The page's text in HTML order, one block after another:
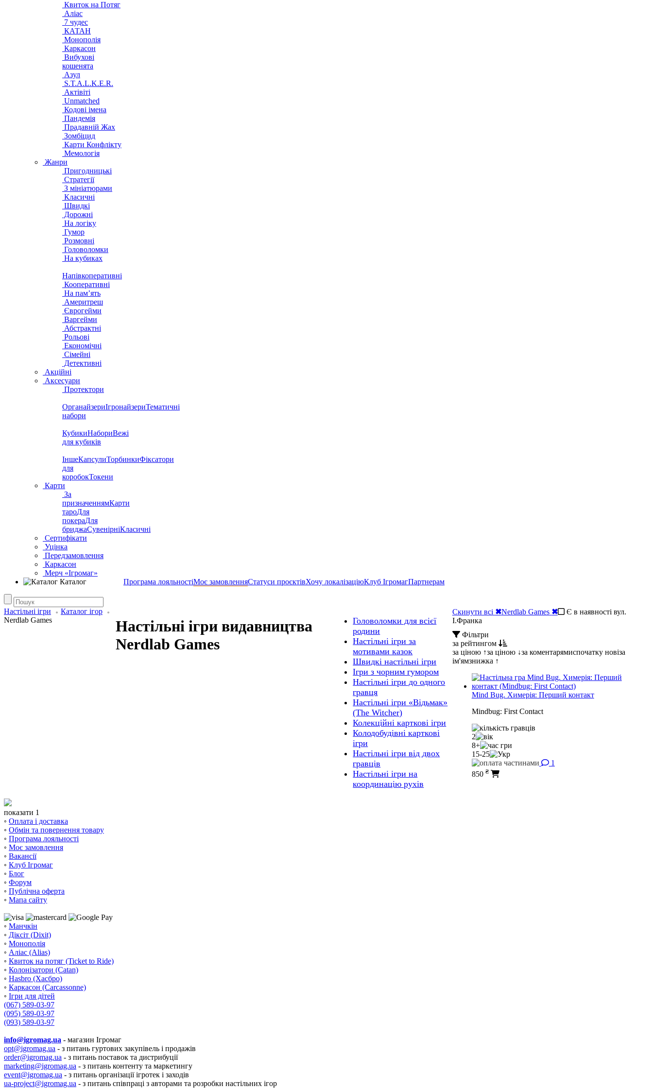
Квиток на Потяг
Аліас
7 чудес
КАТАН
Монополія
Каркасон
Вибухові
кошенята
Азул
S.T.A.L.K.E.R.
Актівіті
Unmatched
Кодові імена
Пандемія
Прадавній Жах
Зомбіцид
Карти Конфлікту
Мемологія
Жанри
Пригодницькі
Стратегії
З мініатюрами
Класичні
Швидкі
Дорожні
На логіку
Гумор
Розмовні
Головоломки
На кубиках
Напівкоперативні
Кооперативні
На пам’ять
Америтреш
Єврогейми
Варгейми
Абстрактні
Рольові
Економічні
Сімейні
Детективні
Акційні
Аксесуари
Протектори
ОрганайзериІгронайзериТематичні
набори
КубикиНабориВежі
для кубиків
ІншеКапсулиТорбинкиФіксатори
для
коробокТокени
Карти
За
призначеннямКарти
тароДля
покераДля
бриджаСувенірніКласичні
Сертифікати
Уцінка
Передзамовлення
Каркасон
Мерч «Ігромаг»
Каталог
Програма лояльностіМоє замовленняСтатуси проєктівХочу локалізаціюКлуб ІгромагПартнерам
Настільні ігри
Каталог ігор
Nerdlab Games
Настільні ігри видавництва
Nerdlab Games
Головоломки для всієї
родини
Настільні ігри за
мотивами казок
Швидкі настільні ігри
Ігри з чорним гумором
Настільні ігри до одного
гравця
Настільні ігри «Відьмак»
(The Witcher)
Колекційні карткові ігри
Колодобудівні карткові
ігри
Настільні ігри від двох
гравців
Настільні ігри на
координацію рухів
Скинути всі ✖Nerdlab Games ✖
Є в наявності вул.
І.Франка
Фільтри
за рейтингом
за ціною ↑за ціною ↓за коментарямиспочатку новіза
ім'ямзнижка ↑
Mind Bug. Химерія: Перший контакт
Mindbug: First Contact
2
8+
15-25
1
850 ₴
показати 1
◦ Оплата і доставка
◦ Обмін та повернення товару
◦ Програма лояльності
◦ Моє замовлення
◦ Вакансії
◦ Клуб Ігромаг
◦ Блог
◦ Форум
◦ Публічна оферта
◦ Мапа сайту
◦ Манчкін
◦ Діксіт (Dixit)
◦ Монополія
◦ Аліас (Alias)
◦ Квиток на потяг (Ticket to Ride)
◦ Колонізатори (Catan)
◦ Hasbro (Хасбро)
◦ Каркасон (Carcassonne)
◦ Ігри для дітей
(067) 589-03-97
(095) 589-03-97
(093) 589-03-97
info@igromag.ua - магазин Ігромаг
opt@igromag.ua - з питань гуртових закупівель і продажів
order@igromag.ua - з питань поставок та дистрибуції
marketing@igromag.ua - з питань контенту та маркетингу
event@igromag.ua - з питань організації ігротек і заходів
ua-project@igromag.ua - з питань співпраці з авторами та розробки настільних ігор